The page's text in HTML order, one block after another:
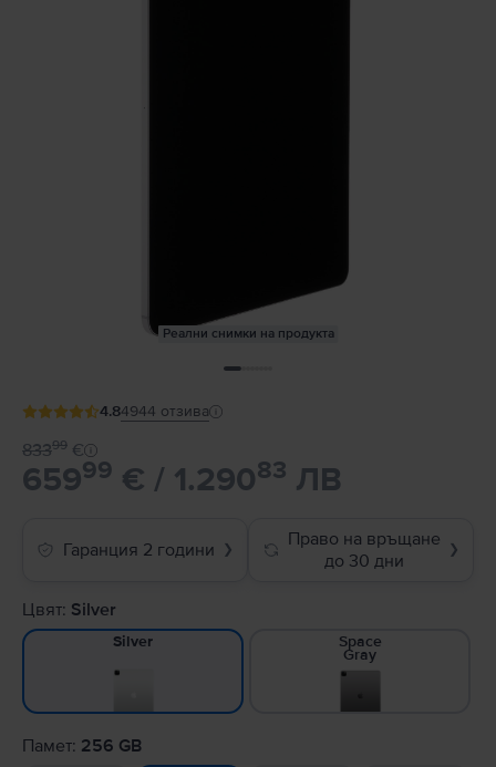
Реални снимки на продукта
4.84944 отзива
65999 € / 1.29083 ЛВ
83399 €
Гаранция 2 години ❯
Право на връщане
до 30 дни
❯
Цвят: Silver
Silver Space
Gray
Памет: 256 GB